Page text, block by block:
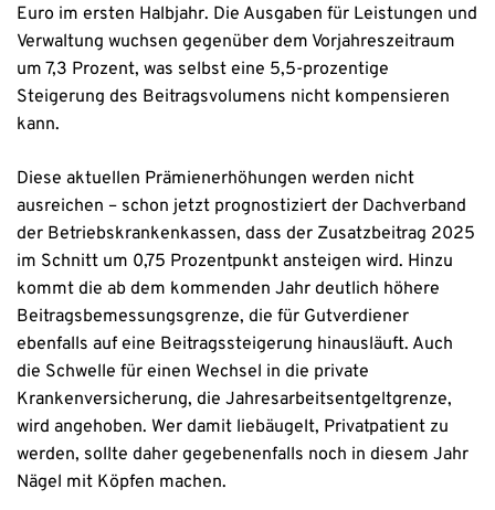
Euro im ersten Halbjahr. Die Ausgaben für Leistungen und
Verwaltung wuchsen gegenüber dem Vorjahreszeitraum
um 7,3 Prozent, was selbst eine 5,5-prozentige
Steigerung des Beitragsvolumens nicht kompensieren
kann.
Diese aktuellen Prämienerhöhungen werden nicht
ausreichen – schon jetzt prognostiziert der Dachverband
der Betriebskrankenkassen, dass der Zusatzbeitrag 2025
im Schnitt um 0,75 Prozentpunkt ansteigen wird. Hinzu
kommt die ab dem kommenden Jahr deutlich höhere
Beitragsbemessungsgrenze, die für Gutverdiener
ebenfalls auf eine Beitragssteigerung hinausläuft. Auch
die Schwelle für einen Wechsel in die private
Krankenversicherung, die Jahresarbeitsentgeltgrenze,
wird angehoben. Wer damit liebäugelt, Privatpatient zu
werden, sollte daher gegebenenfalls noch in diesem Jahr
Nägel mit Köpfen machen.